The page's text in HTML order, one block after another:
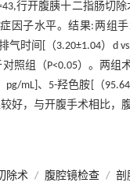
行开腹胰十二指肠切
因子水平。结果:两组
气时间[（3.20±1.04）d
对照组（P<0.05）。两
pg/mL]、5-羟色胺[（
好，与开腹手术相比，
除术 / 腹腔镜检查 / 剖